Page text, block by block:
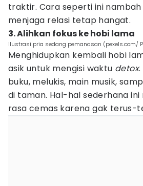
traktir. Cara seperti ini
menjaga relasi tetap hangat.
3. Alihkan fokus ke hobi lama
ilustrasi pria sedang pemanasan (pexels.com/
Menghidupkan kembali hobi
asik untuk mengisi waktu detox
buku, melukis, main musik,
di taman. Hal-hal sederhana
rasa cemas karena gak terus-